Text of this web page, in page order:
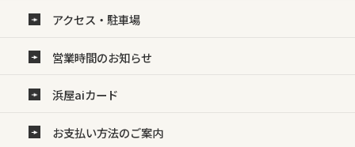
アクセス・駐車場
営業時間のお知らせ
浜屋aiカード
お支払い方法のご案内